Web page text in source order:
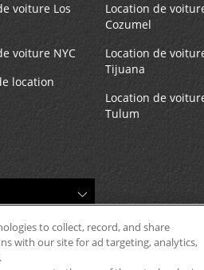
voiture Los
voiture NYC
location
Location de
Cozumel
Location de
Tijuana
Location de
Tulum
to collect, record, and share
with our site for ad targeting, analytics,